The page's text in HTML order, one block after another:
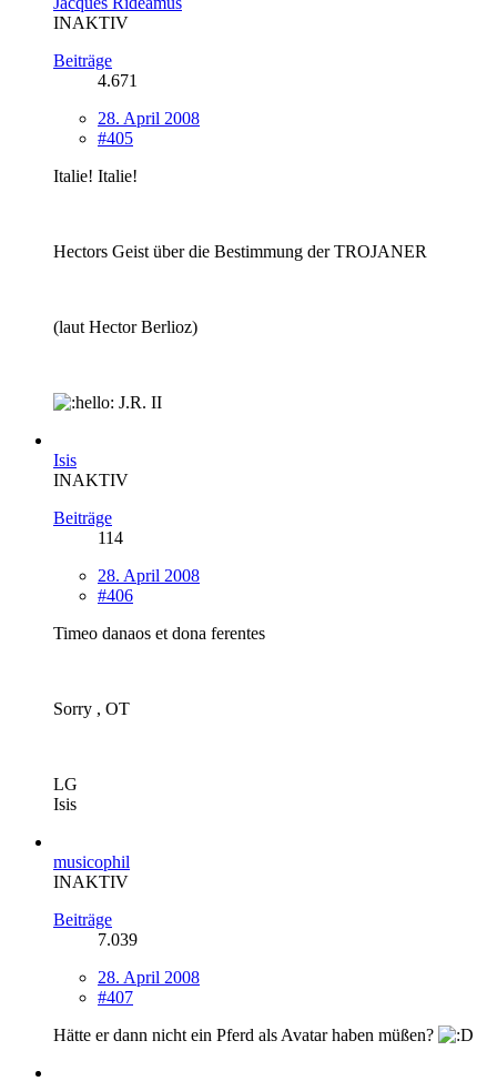
INAKTIV
Beiträge
4.671
28. April 2008
#405
Italie! Italie!
Hectors Geist über die Bestimmung der TROJANER
(laut Hector Berlioz)
J.R. II
Isis
INAKTIV
Beiträge
114
28. April 2008
#406
Timeo danaos et dona ferentes
Sorry , OT
LG
Isis
musicophil
INAKTIV
Beiträge
7.039
28. April 2008
#407
Hätte er dann nicht ein Pferd als Avatar haben müßen?